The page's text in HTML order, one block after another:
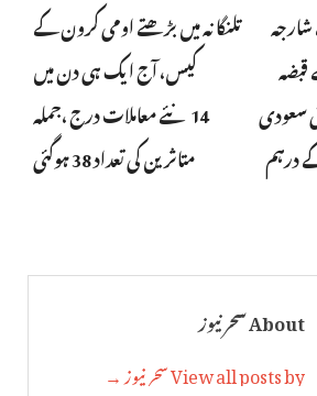
سعودی
درہم
تلنگانہ میں بڑھتے اومی کرون کے
کیس، آج ایک ہی دن میں
14نئے معاملات درج ،جملہ
متاثرین کی تعداد 38 ہوگئی
About سحر نیوز
View all posts by سحر نیوز →